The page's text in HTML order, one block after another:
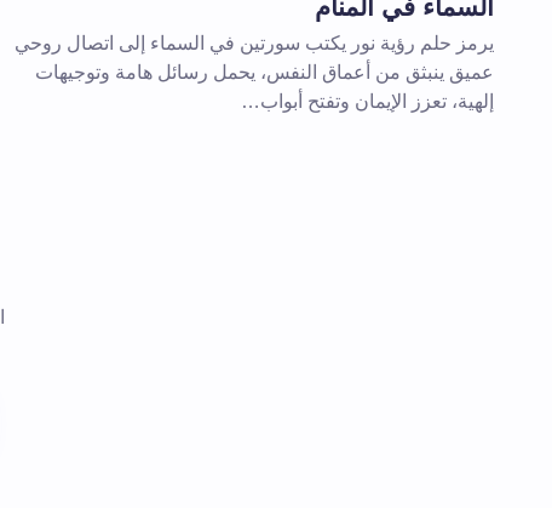
السماء في المنام
يرمز حلم رؤية نور يكتب سورتين في السماء إلى اتصال روحي
عميق ينبثق من أعماق النفس، يحمل رسائل هامة وتوجيهات
إلهية، تعزز الإيمان وتفتح أبواب…